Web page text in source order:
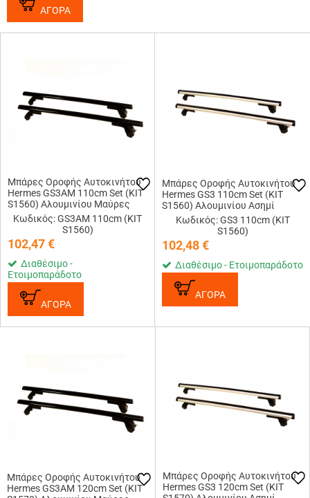
ΑΓΟΡΑ
Μπάρες Οροφής Αυτοκινήτου
Hermes GS3AM 110cm Set (KIT
S1560) Αλουμινίου Μαύρες
Κωδικός: GS3AM 110cm (KIT
S1560)
102,47€
Διαθέσιμο -
Ετοιμοπαράδοτο
ΑΓΟΡΑ
Μπάρες Οροφής Αυτοκινήτου
Hermes GS3 110cm Set (KIT
S1560) Αλουμινίου Ασημί
Κωδικός: GS3 110cm (KIT
S1560)
102,48€
Διαθέσιμο - Ετοιμοπαράδοτο
ΑΓΟΡΑ
Μπάρες Οροφής Αυτοκινήτου
Hermes GS3AM 120cm Set (KIT
Μπάρες Οροφής Αυτοκινήτου
Hermes GS3 120cm Set (KIT